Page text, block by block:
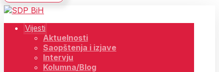
Vijesti
Aktuelnosti
Saopštenja i izjave
Intervju
Kolumna/Blog